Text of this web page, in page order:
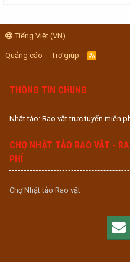
Tiếng Việt (VN)
Quảng cáo Trợ giúp
R
S
THÔNG TIN CHUNG
Nhật tảo: Rao vặt trực tuyến miễn
CHỢ NHẬT TẢO RAO VẶT -
PHÍ
Chợ Nhật tảo Rao vặt